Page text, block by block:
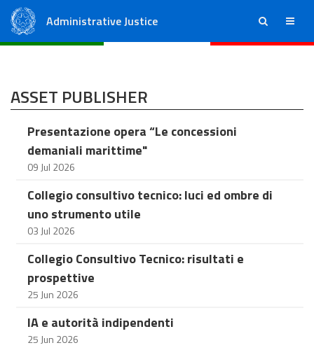
Administrative Justice ricerca menu
ASSET PUBLISHER
Presentazione opera “Le concessioni
demaniali marittime"
09 Jul 2026
Collegio consultivo tecnico: luci ed ombre di
uno strumento utile
03 Jul 2026
Collegio Consultivo Tecnico: risultati e
prospettive
25 Jun 2026
IA e autorità indipendenti
25 Jun 2026